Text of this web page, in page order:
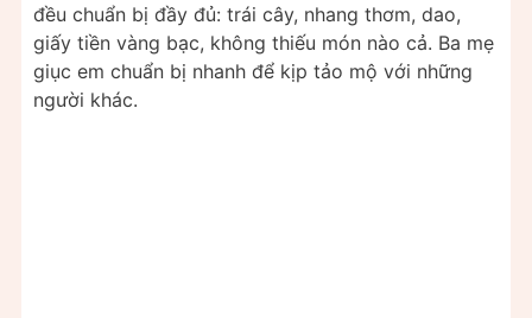
đều chuẩn bị đầy đủ: trái cây, nhang thơm, dao,
giấy tiền vàng bạc, không thiếu món nào cả. Ba mẹ
giục em chuẩn bị nhanh để kịp tảo mộ với những
người khác.